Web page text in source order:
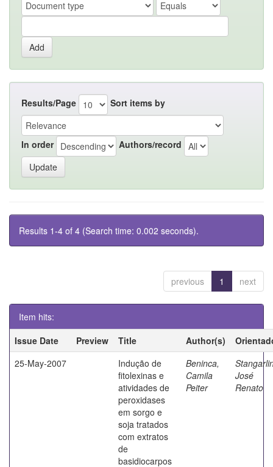
Results/Page Sort items by
In order Authors/record
Results 1-4 of 4 (Search time: 0.002 seconds).
previous 1 next
Item hits:
Issue Date
Preview Title Author(s)
25-May-2007
Indução de
fitolexinas e
atividades de
peroxidases
em sorgo e
soja tratados
com extratos
de
basidiocarpos
Beninca,
Camila
Peiter
José
Renato